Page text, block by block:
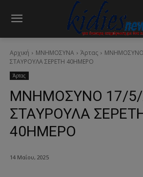
Αρχική ΜΝΗΜΟΣΥΝΑ Άρτας
ΜΝΗΜΟΣΥΝΟ
ΣΤΑΥΡΟΥΛΑ ΣΕΡΕΤΗ 40ΗΜΕΡΟ
Άρτας
ΜΝΗΜΟΣΥΝΟ 17/5/
ΣΤΑΥΡΟΥΛΑ
40ΗΜΕΡΟ
14 Μαΐου, 2025